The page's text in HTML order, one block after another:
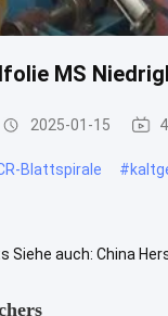
MS
2025-01-15
Blattspirale #
Siehe auch: China